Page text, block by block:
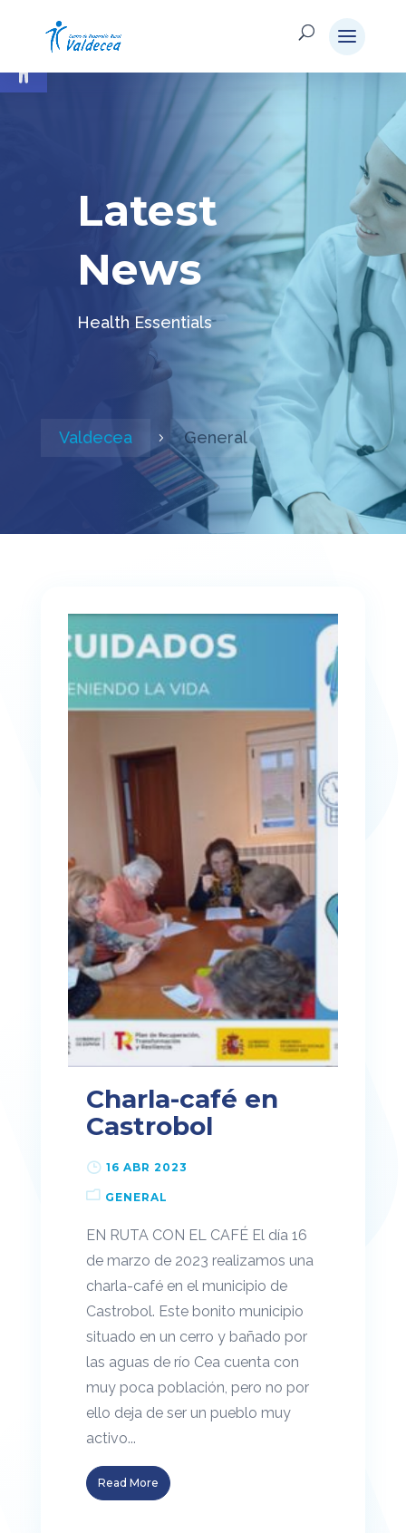
Abrir barra de herramientas
Latest
News
Health Essentials
Valdecea 5 General
Charla-café en
Castrobol
16 ABR 2023
GENERAL
EN RUTA CON EL CAFÉ El día 16
de marzo de 2023 realizamos una
charla-café en el municipio de
Castrobol. Este bonito municipio
situado en un cerro y bañado por
las aguas de río Cea cuenta con
muy poca población, pero no por
ello deja de ser un pueblo muy
activo...
Read More